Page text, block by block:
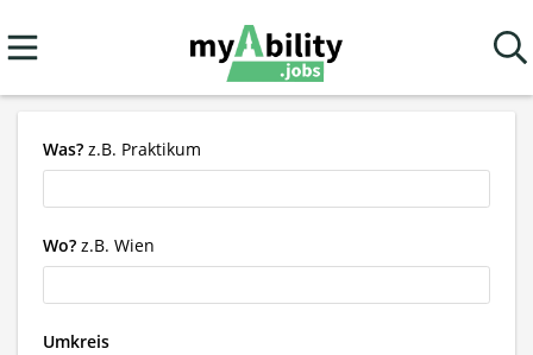
Was? z.B. Praktikum
Wo? z.B. Wien
Umkreis